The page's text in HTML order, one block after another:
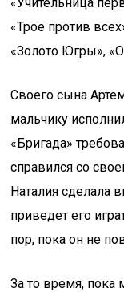
«Трое против
«Золото Югры»,
Своего сына
мальчику
«Бригада»
справился со
Наталия сделала
приведет его
пор, пока он не
За то время, пока